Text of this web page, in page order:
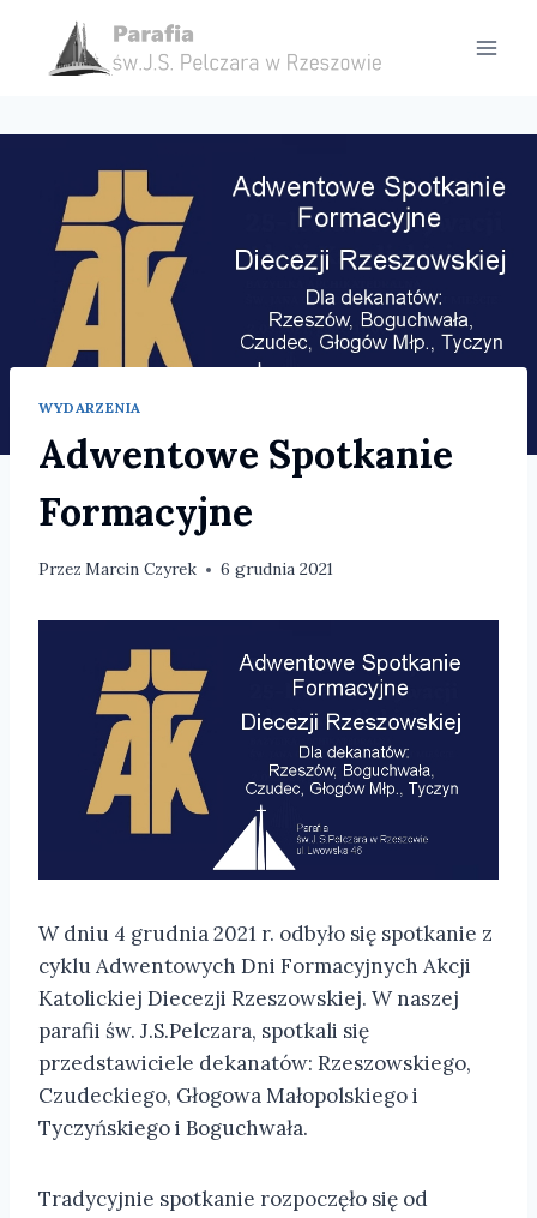
treści
WYDARZENIA
Adwentowe Spotkanie
Formacyjne
Przez Marcin Czyrek 6 grudnia 2021
W dniu 4 grudnia 2021 r. odbyło się spotkanie z
cyklu Adwentowych Dni Formacyjnych Akcji
Katolickiej Diecezji Rzeszowskiej. W naszej
parafii św. J.S.Pelczara, spotkali się
przedstawiciele dekanatów: Rzeszowskiego,
Czudeckiego, Głogowa Małopolskiego i
Tyczyńskiego i Boguchwała.
Tradycyjnie spotkanie rozpoczęło się od